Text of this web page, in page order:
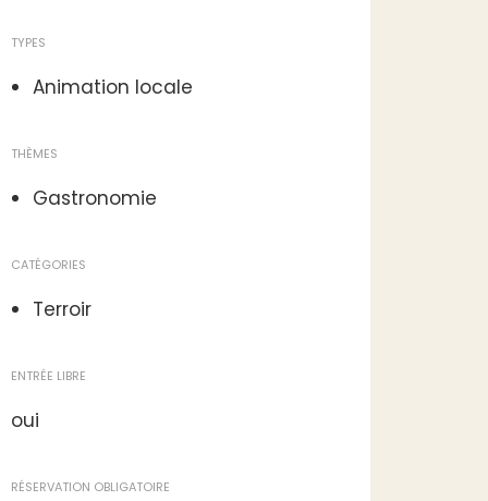
TYPES
Animation locale
THÈMES
Gastronomie
CATÉGORIES
Terroir
ENTRÉE LIBRE
oui
RÉSERVATION OBLIGATOIRE